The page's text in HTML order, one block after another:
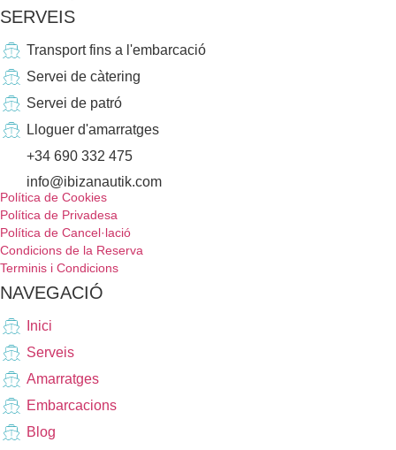
SERVEIS
Transport fins a l'embarcació
Servei de càtering
Servei de patró
Lloguer d'amarratges
+34 690 332 475
info@ibizanautik.com
Política de Cookies
Política de Privadesa
Política de Cancel·lació
Condicions de la Reserva
Terminis i Condicions
NAVEGACIÓ
Inici
Serveis
Amarratges
Embarcacions
Blog